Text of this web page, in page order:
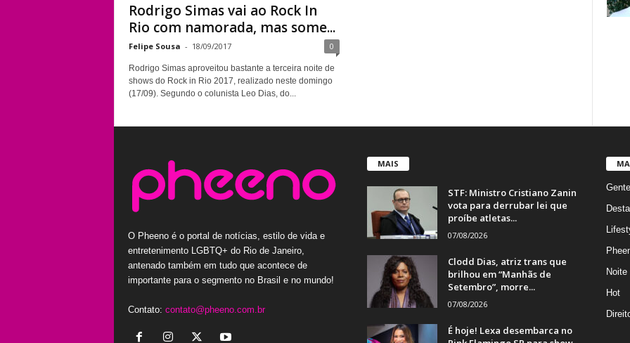
Rodrigo Simas vai ao Rock In
Rio com namorada, mas some...
Felipe Sousa - 18/09/2017 0
Rodrigo Simas aproveitou bastante a terceira noite de
shows do Rock in Rio 2017, realizado neste domingo
(17/09). Segundo o colunista Leo Dias, do...
O Pheeno é o portal de notícias, estilo de vida e
entretenimento LGBTQ+ do Rio de Janeiro,
antenado também em tudo que acontece de
importante para o segmento no Brasil e no mundo!
Contato: contato@pheeno.com.br
MAIS
STF: Ministro Cristiano Zanin
vota para derrubar lei que
proíbe atletas...
07/08/2026
Clodd Dias, atriz trans que
brilhou em “Manhãs de
Setembro”, morre...
07/08/2026
É hoje! Lexa desembarca no
Gente
Noite
Hot